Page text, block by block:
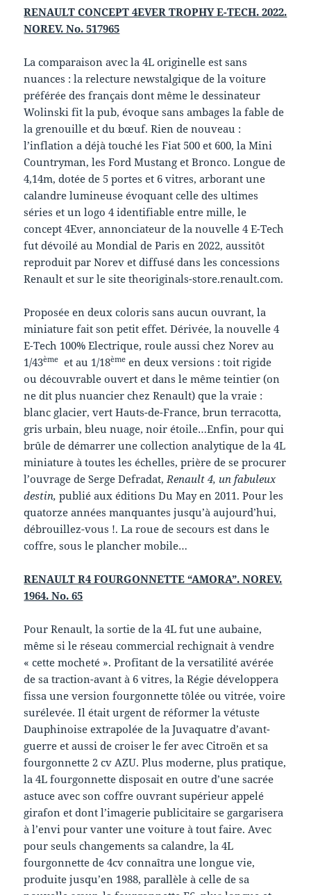
RENAULT CONCEPT 4EVER TROPHY E-TECH.2022.
NOREV. No. 517965
La comparaison avec la 4L originelle est sans
nuances : la relecture newstalgique de la voiture
préférée des français dont même le dessinateur
Wolinski fit la pub, évoque sans ambages la fable de
la grenouille et du bœuf. Rien de nouveau :
l’inflation a déjà touché les Fiat 500 et 600, la Mini
Countryman, les Ford Mustang et Bronco. Longue de
4,14m, dotée de 5 portes et 6 vitres, arborant une
calandre lumineuse évoquant celle des ultimes
séries et un logo 4 identifiable entre mille, le
concept 4Ever, annonciateur de la nouvelle 4 E-Tech
fut dévoilé au Mondial de Paris en 2022, aussitôt
reproduit par Norev et diffusé dans les concessions
Renault et sur le site theoriginals-store.renault.com.
Proposée en deux coloris sans aucun ouvrant, la
miniature fait son petit effet. Dérivée, la nouvelle 4
E-Tech 100% Electrique, roule aussi chez Norev au
1/43ème et au 1/18ème en deux versions : toit rigide
ou découvrable ouvert et dans le même teintier (on
ne dit plus nuancier chez Renault) que la vraie :
blanc glacier, vert Hauts-de-France, brun terracotta,
gris urbain, bleu nuage, noir étoile…Enfin, pour qui
brûle de démarrer une collection analytique de la 4L
miniature à toutes les échelles, prière de se procurer
l’ouvrage de Serge Defradat,Renault 4, un fabuleux
destin, publié aux éditions Du May en 2011. Pour les
quatorze années manquantes jusqu’à aujourd’hui,
débrouillez-vous !. La roue de secours est dans le
coffre, sous le plancher mobile…
RENAULT R4 FOURGONNETTE “AMORA”. NOREV.
1964. No. 65
Pour Renault, la sortie de la 4L fut une aubaine,
même si le réseau commercial rechignait à vendre
« cette mocheté ». Profitant de la versatilité avérée
de sa traction-avant à 6 vitres, la Régie développera
fissa une version fourgonnette tôlée ou vitrée, voire
surélevée. Il était urgent de réformer la vétuste
Dauphinoise extrapolée de la Juvaquatre d’avant-
guerre et aussi de croiser le fer avec Citroën et sa
fourgonnette 2 cv AZU. Plus moderne, plus pratique,
la 4L fourgonnette disposait en outre d’une sacrée
astuce avec son coffre ouvrant supérieur appelé
girafon et dont l’imagerie publicitaire se gargarisera
à l’envi pour vanter une voiture à tout faire. Avec
pour seuls changements sa calandre, la 4L
fourgonnette de 4cv connaîtra une longue vie,
produite jusqu’en 1988, parallèle à celle de sa